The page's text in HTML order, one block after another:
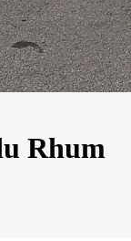
SP80
Source
SP80
13 mars 2025
Rhum